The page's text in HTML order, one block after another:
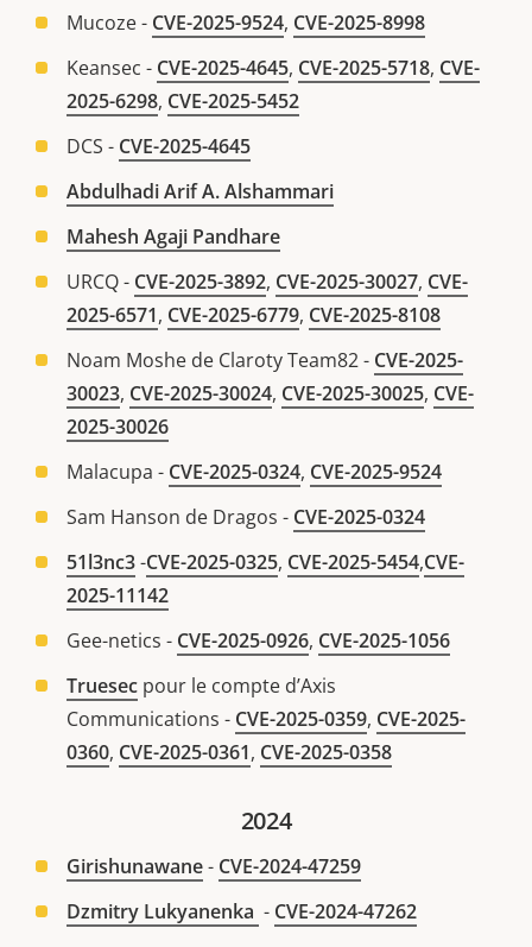
Mucoze - CVE-2025-9524, CVE-2025-8998
Keansec - CVE-2025-4645, CVE-2025-5718, CVE-
2025-6298, CVE-2025-5452
DCS - CVE-2025-4645
Abdulhadi Arif A. Alshammari
Mahesh Agaji Pandhare
URCQ - CVE-2025-3892, CVE-2025-30027, CVE-
2025-6571, CVE-2025-6779, CVE-2025-8108
Noam Moshe de Claroty Team82 - CVE-2025-
30023, CVE-2025-30024, CVE-2025-30025, CVE-
2025-30026
Malacupa - CVE-2025-0324, CVE-2025-9524
Sam Hanson de Dragos - CVE-2025-0324
51l3nc3-CVE-2025-0325, CVE-2025-5454,CVE-
2025-11142
Gee-netics - CVE-2025-0926, CVE-2025-1056
Truesec pour le compte d’Axis
Communications - CVE-2025-0359, CVE-2025-
0360, CVE-2025-0361, CVE-2025-0358
2024
Girishunawane- CVE-2024-47259
Dzmitry Lukyanenka - CVE-2024-47262